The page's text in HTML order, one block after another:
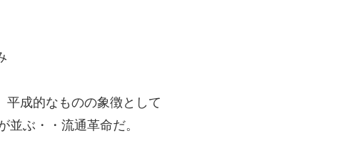
平成的なものの象徴として
ぶ・・流通革命だ。